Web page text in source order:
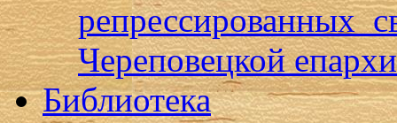
репрессированных
Череповецкой
Библиотека